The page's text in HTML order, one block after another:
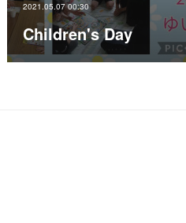
2021.05.07 00:30
Children's Day